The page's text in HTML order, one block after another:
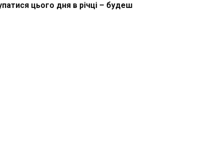
цього дня в річці – будеш